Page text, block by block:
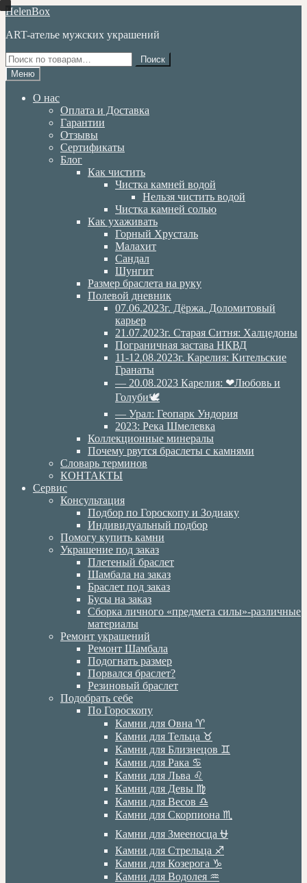
Перейти
навигации
Перейти
содержимому
HelenBox
ART-ателье мужских украшений
Искать:
Поиск
Меню
О нас
Оплата и Доставка
Гарантии
Отзывы
Сертификаты
Блог
Как чистить
Чистка камней водой
Нельзя чистить водой
Чистка камней солью
Как ухаживать
Горный Хрусталь
Малахит
Сандал
Шунгит
Размер браслета на руку
Полевой дневник
07.06.2023г. Дёржа. Доломитовый
карьер
21.07.2023г. Старая Ситня: Халцедоны
Пограничная застава НКВД
11-12.08.2023г. Карелия: Кительские
Гранаты
— 20.08.2023 Карелия: ❤Любовь и
Голуби🕊
— Урал: Геопарк Ундория
2023: Река Шмелевка
Коллекционные минералы
Почему рвутся браслеты с камнями
Словарь терминов
КОНТАКТЫ
Сервис
Консультация
Подбор по Гороскопу и Зодиаку
Индивидуальный подбор
Помогу купить камни
Украшение под заказ
Плетеный браслет
Шамбала на заказ
Браслет под заказ
Бусы на заказ
Сборка личного «предмета силы»-различные
материалы
Ремонт украшений
Ремонт Шамбала
Подогнать размер
Порвался браслет?
Резиновый браслет
Подобрать себе
По Гороскопу
Камни для Овна ♈️
Камни для Тельца ♉️
Камни для Близнецов ♊️
Камни для Рака ♋️
Камни для Льва ♌️
Камни для Девы ♍️
Камни для Весов ♎️
Камни для Скорпиона ♏️
Камни для Змееносца ⛎
Камни для Стрельца ♐️
Камни для Козерога ♑️
Камни для Водолея ♒️